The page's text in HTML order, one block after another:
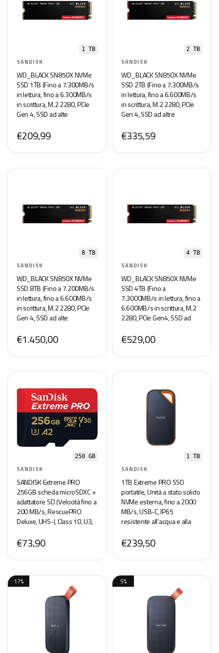
1 TB
SANDISK
WD_BLACK SN850X NVMe
SSD 1TB (Fino a 7.300MB/s
in lettura, fino a 6.300MB/s
in scrittura, M.2 2280, PCIe
Gen 4, SSD ad alte
POWERED BY SANDISK
€209,99
2 TB
SANDISK
WD_BLACK SN850X NVMe
SSD 2TB (Fino a 7.300MB/s
in lettura, fino a 6.600MB/s
in scrittura, M.2 2280, PCIe
Gen 4, SSD ad altre
POWERED BY SANDISK
€335,59
8 TB
SANDISK
WD_BLACK SN850X NVMe
SSD 8TB (Fino a 7.200MB/s
in lettura, fino a 6.600MB/s
in scrittura, M.2 2280, PCIe
Gen 4, SSD ad alte
POWERED BY SANDISK
€1.450,00
4 TB
SANDISK
WD_BLACK SN850X NVMe
SSD 4TB (Fino a
7.3000MB/s in lettura, fino a
6.600MB/s in scrittura, M.2
2280, PCIe Gen4, SSD ad
POWERED BY SANDISK
€529,00
250 GB
SANDISK
SANDISK Extreme PRO
256GB scheda microSDXC +
adattatore SD (Velocità fino a
200 MB/s, RescuePRO
Deluxe, UHS-I, Class 10, U3,
€73,90
1 TB
SANDISK
1TB Extreme PRO SSD
portatile, Unità a stato solido
NVMe esterna, fino a 2000
MB/s, USB-C, IP65
resistente all'acqua e alla
crittografia hardware, Nero
€239,50
17% 5%